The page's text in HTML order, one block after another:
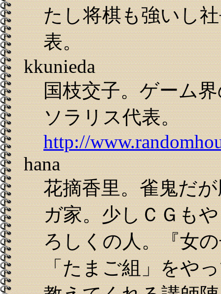
たし将棋も強いし
表。
kkunieda
国枝交子。ゲーム
ソラリス代表。
http://
hana
花摘香里。雀鬼だ
ガ家。少しＣＧも
ろしくの人。『女
「たまご組」をや